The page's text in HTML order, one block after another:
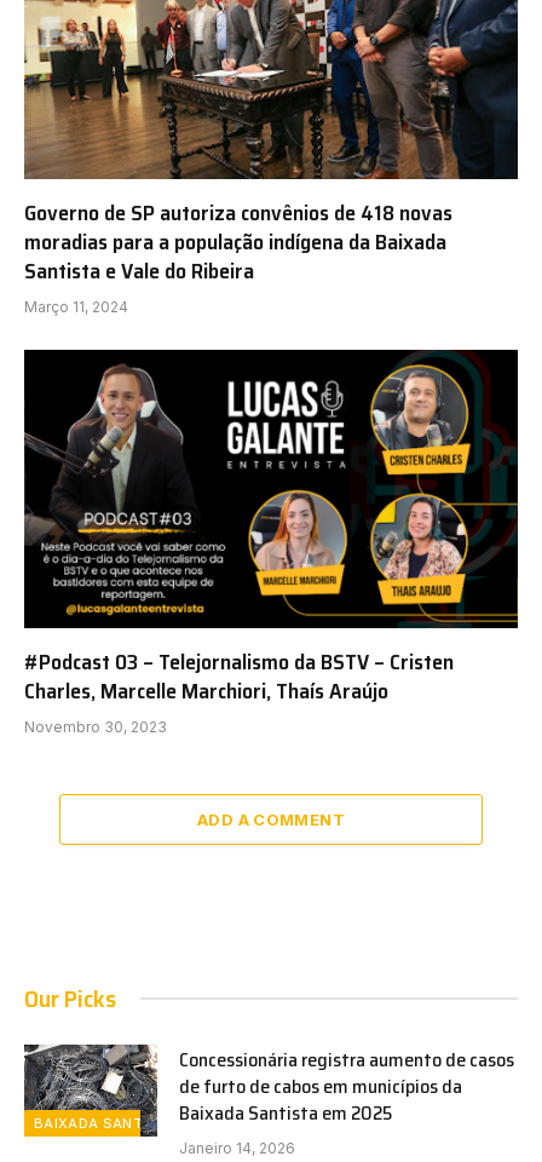
Governo de SP autoriza convênios de 418 novas
moradias para a população indígena da Baixada
Santista e Vale do Ribeira
Março 11, 2024
#Podcast 03 – Telejornalismo da BSTV – Cristen
Charles, Marcelle Marchiori, Thaís Araújo
Novembro 30, 2023
ADD A COMMENT
Our Picks
BAIXADA SANTISTA
Concessionária registra aumento de casos
de furto de cabos em municípios da
Baixada Santista em 2025
Janeiro 14, 2026